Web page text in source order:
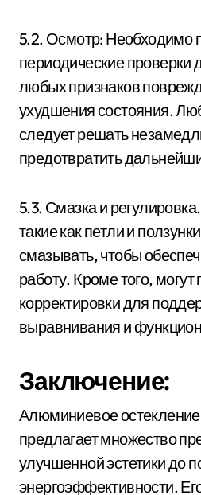
5.2. Осмотр: Необходимо
периодические проверки
любых признаков
ухудшения состояния.
следует решать
предотвратить
5.3. Смазка и
такие как петли и
смазывать, чтобы
работу. Кроме того, могут
корректировки для
выравнивания и
Заключение:
Алюминиевое
предлагает множество
улучшенной эстетики до
энергоэффективности.